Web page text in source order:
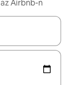
Airbnb-n
nyíllal